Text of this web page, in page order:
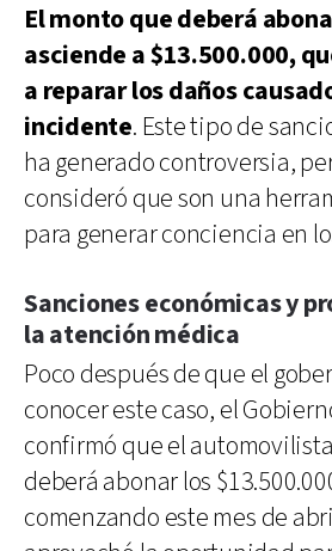
El monto que deberá
asciende a $13.500.000,
a reparar los daños
incidente. Este tipo de
ha generado controversia,
consideró que son una
para generar conciencia en
Sanciones económicas y
la atención médica
Poco después de que el
conocer este caso, el
confirmó que el
deberá abonar los
comenzando este mes de